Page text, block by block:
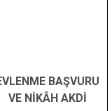
BAŞVURU
VE NİKÂH AKDİ